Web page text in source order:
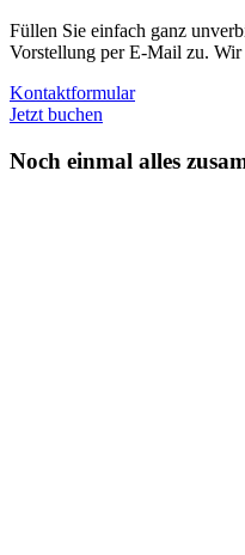
Füllen Sie einfach ganz
Vorstellung per E-Mail zu.
Kontaktformular
Jetzt buchen
Noch einmal alles